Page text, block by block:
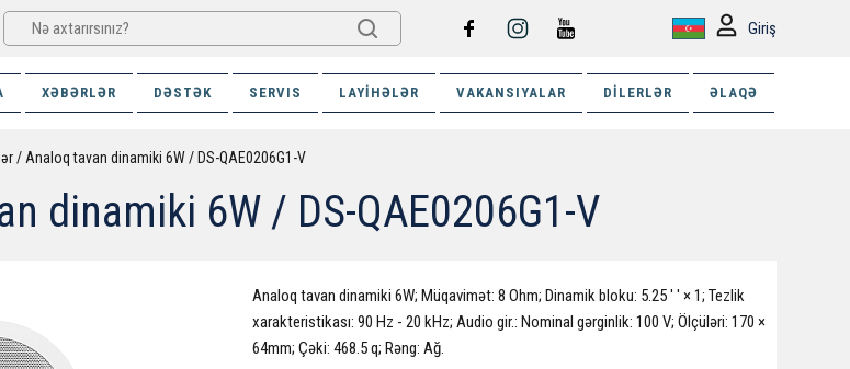
Giriş
XƏBƏRLƏR DƏSTƏK SERVIS LAYIHƏLƏR VAKANSIYALAR DILERLƏR ƏLAQƏ
Analoq tavan dinamiki 6W / DS-QAE0206G1-V
dinamiki 6W / DS-QAE0206G1-V
Analoq tavan dinamiki 6W; Müqavimət: 8 Ohm; Dinamik bloku: 5.25 ′ ′ × 1; Tezlik
xarakteristikası: 90 Hz - 20 kHz; Audio gir.: Nominal gərginlik: 100 V; Ölçüləri: 170 ×
64mm; Çəki: 468.5 q; Rəng: Ağ.